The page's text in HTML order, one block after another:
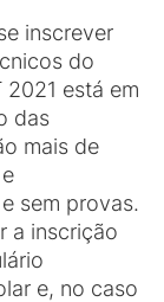
inscrever
do
2021 está em
das
mais de
sem provas.
a inscrição
e, no caso